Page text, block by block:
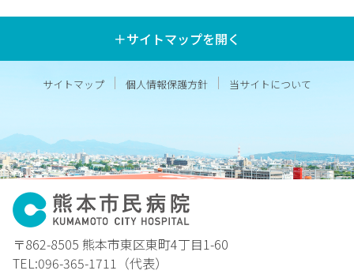
＋サイトマップを開く
サイトマップ 個人情報保護方針 当サイトについて
〒862-8505 熊本市東区東町4丁目1-60
TEL:096-365-1711（代表）